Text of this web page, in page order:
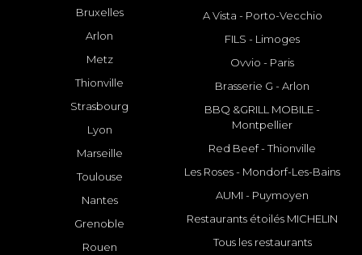
Bruxelles
Arlon
Metz
Thionville
Strasbourg
Lyon
Marseille
Toulouse
Nantes
Grenoble
Rouen
A Vista - Porto-Vecchio
FILS - Limoges
Ovvio - Paris
Brasserie G - Arlon
BBQ &GRILL MOBILE -
Montpellier
Red Beef - Thionville
Les Roses - Mondorf-Les-Bains
AUMI - Puymoyen
Restaurants étoilés MICHELIN
Tous les restaurants